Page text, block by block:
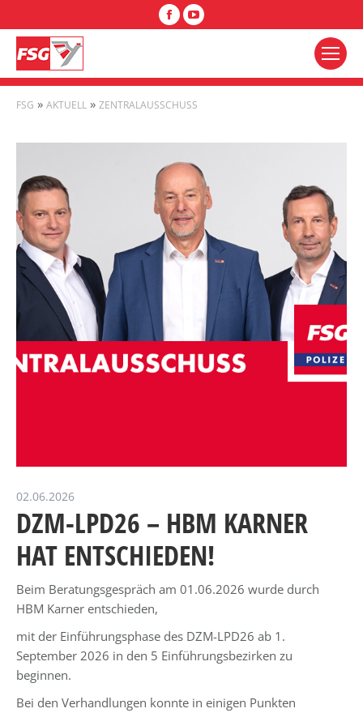
FacebookYouTube
FSG » AKTUELL » ZENTRALAUSSCHUSS
02.06.2026
DZM-LPD26 – HBM KARNER
HAT ENTSCHIEDEN!
Beim Beratungsgespräch am 01.06.2026 wurde durch
HBM Karner entschieden,
mit der Einführungsphase des DZM-LPD26 ab 1.
September 2026 in den 5 Einführungsbezirken zu
beginnen.
Bei den Verhandlungen konnte in einigen Punkten